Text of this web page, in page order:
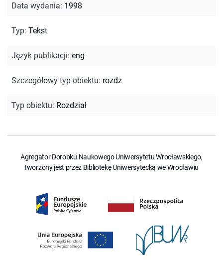
Data wydania: 1998
Typ: Tekst
Język publikacji: eng
Szczegółowy typ obiektu: rozdz
Typ obiektu: Rozdział
Agregator Dorobku Naukowego Uniwersytetu Wrocławskiego,
tworzony jest przez Bibliotekę Uniwersytecką we Wrocławiu